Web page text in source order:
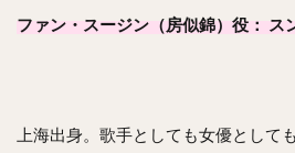
ファン・スージン（房似錦）役： ス
上海出身。歌手としても女優として